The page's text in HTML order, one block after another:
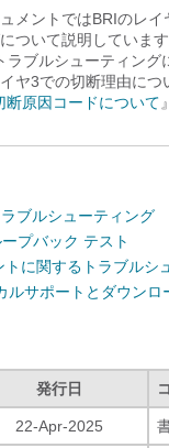
ュメントではBRIのレ
ついて説明していま
ラブルシューティング
ヤ3での切断理由につ
断原因コードについて
ブルシューティング
プバック テスト
に関するトラブルシ
ルサポートとダウンロ
発行日
22-Apr-2025